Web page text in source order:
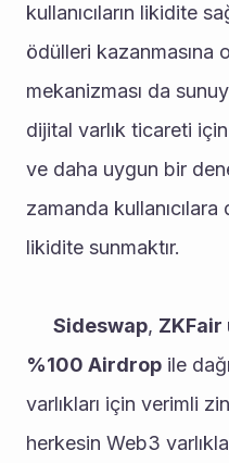
kullanıcıların likidite
ödülleri kazanmasına
mekanizması da
dijital varlık ticareti
ve daha uygun bir
zamanda
likidite sunmaktır.
Sideswap, ZKFair
%100 Airdrop ile
varlıkları için verimli
herkesin Web3